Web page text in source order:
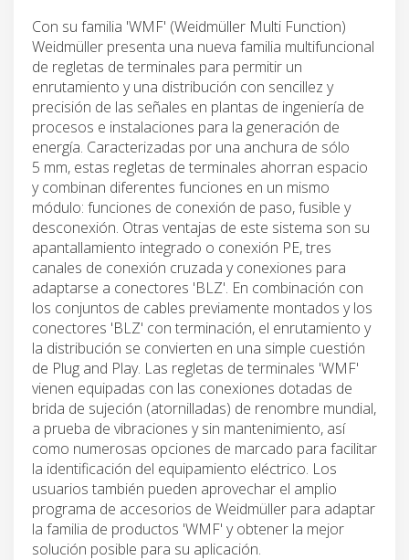
Con su familia 'WMF' (Weidmüller Multi Function)
Weidmüller presenta una nueva familia multifuncional
de regletas de terminales para permitir un
enrutamiento y una distribución con sencillez y
precisión de las señales en plantas de ingeniería de
procesos e instalaciones para la generación de
energía. Caracterizadas por una anchura de sólo
5 mm, estas regletas de terminales ahorran espacio
y combinan diferentes funciones en un mismo
módulo: funciones de conexión de paso, fusible y
desconexión. Otras ventajas de este sistema son su
apantallamiento integrado o conexión PE, tres
canales de conexión cruzada y conexiones para
adaptarse a conectores 'BLZ'. En combinación con
los conjuntos de cables previamente montados y los
conectores 'BLZ' con terminación, el enrutamiento y
la distribución se convierten en una simple cuestión
de Plug and Play. Las regletas de terminales 'WMF'
vienen equipadas con las conexiones dotadas de
brida de sujeción (atornilladas) de renombre mundial,
a prueba de vibraciones y sin mantenimiento, así
como numerosas opciones de marcado para facilitar
la identificación del equipamiento eléctrico. Los
usuarios también pueden aprovechar el amplio
programa de accesorios de Weidmüller para adaptar
la familia de productos 'WMF' y obtener la mejor
solución posible para su aplicación.